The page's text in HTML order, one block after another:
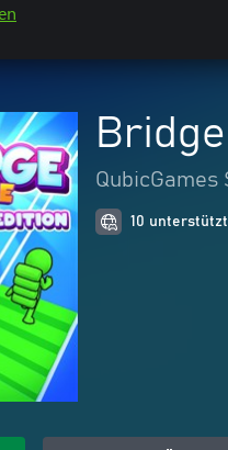
QubicGames
10